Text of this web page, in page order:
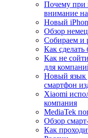
Почему при
внимание
Новый
Обзор
Собираем и
Как сделать
Как не
для
Новый язык
смартфон
Xiaomi
компания
MediaTek
Обзор
Как